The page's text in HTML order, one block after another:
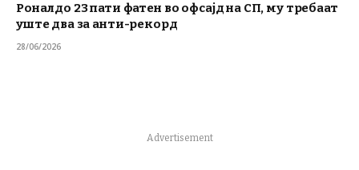
Роналдо 23 пати фатен во офсајд на СП, му требаат
уште два за анти-рекорд
28/06/2026
Advertisement